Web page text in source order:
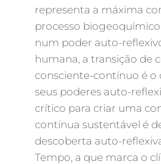
representa a máxima
processo
num poder auto-
humana, a transição de
consciente-contínuo é o
seus poderes auto-
crítico para criar uma
contínua sustentável é
descoberta auto-
Tempo, a que marca o